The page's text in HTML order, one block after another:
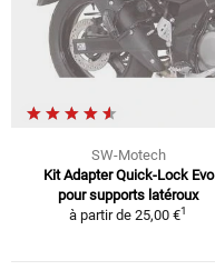
SW-Motech
Kit Adapter Quick-Lock Evo
pour supports latéroux
à partir de 25,00 €1